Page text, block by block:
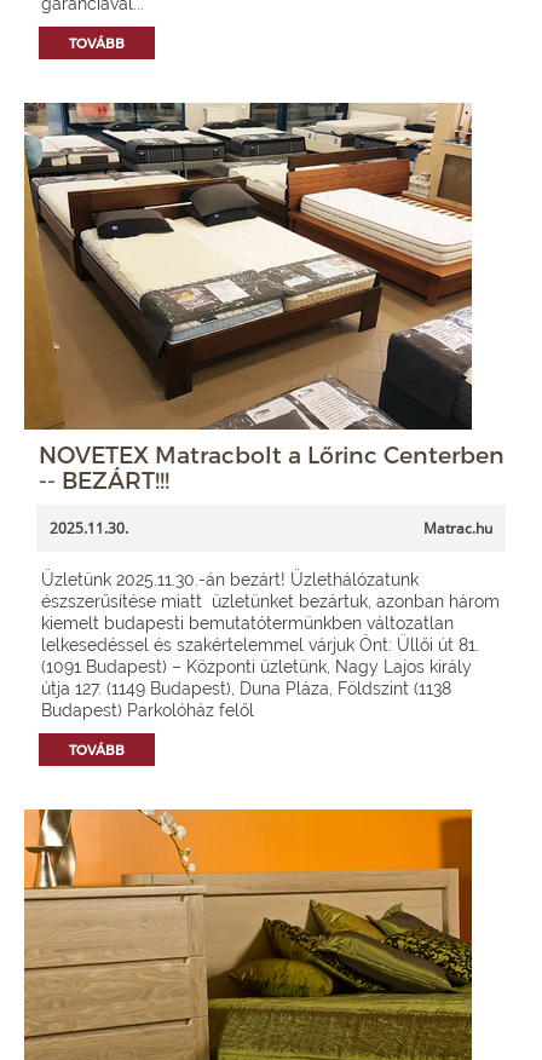
TOVÁBB
NOVETEX Matracbolt a Lőrinc Centerben
-- BEZÁRT!!!
2025.11.30. Matrac.hu
Üzletünk 2025.11.30.-án bezárt! Üzlethálózatunk
észszerűsítése miatt üzletünket bezártuk, azonban három
kiemelt budapesti bemutatótermünkben változatlan
lelkesedéssel és szakértelemmel várjuk Önt: Üllői út 81.
(1091 Budapest) – Központi üzletünk, Nagy Lajos király
útja 127. (1149 Budapest), Duna Pláza, Földszint (1138
Budapest) Parkolóház felől
TOVÁBB